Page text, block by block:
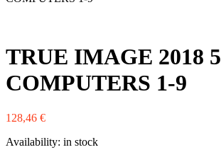
Western Digital
TRUE IMAGE 2018 5
COMPUTERS 1-9
128,46 €
Availability: in stock